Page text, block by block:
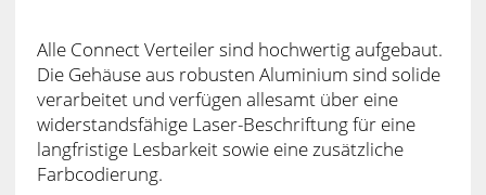
Alle Connect Verteiler sind hochwertig aufgebaut.
Die Gehäuse aus robusten Aluminium sind solide
verarbeitet und verfügen allesamt über eine
widerstandsfähige Laser-Beschriftung für eine
langfristige Lesbarkeit sowie eine zusätzliche
Farbcodierung.